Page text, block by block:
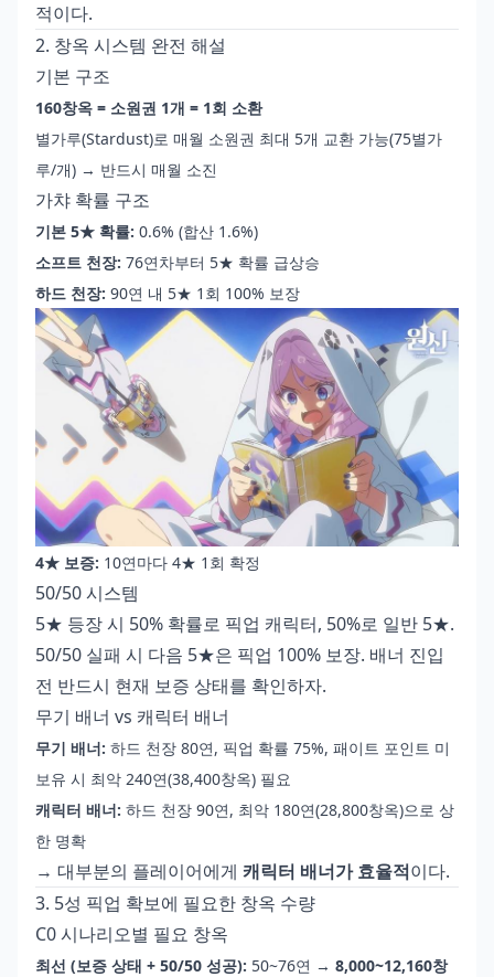
적이다.
2. 창옥 시스템 완전 해설
기본 구조
160창옥 = 소원권 1개 = 1회 소환
별가루(Stardust)로 매월 소원권 최대 5개 교환 가능(75별가
루/개) → 반드시 매월 소진
가챠 확률 구조
기본 5★ 확률: 0.6% (합산 1.6%)
소프트 천장: 76연차부터 5★ 확률 급상승
하드 천장: 90연 내 5★ 1회 100% 보장
4★ 보증: 10연마다 4★ 1회 확정
50/50 시스템
5★ 등장 시 50% 확률로 픽업 캐릭터, 50%로 일반 5★.
50/50 실패 시 다음 5★은 픽업 100% 보장. 배너 진입
전 반드시 현재 보증 상태를 확인하자.
무기 배너 vs 캐릭터 배너
무기 배너: 하드 천장 80연, 픽업 확률 75%, 패이트 포인트 미
보유 시 최악 240연(38,400창옥) 필요
캐릭터 배너: 하드 천장 90연, 최악 180연(28,800창옥)으로 상
한 명확
→ 대부분의 플레이어에게 캐릭터 배너가 효율적이다.
3. 5성 픽업 확보에 필요한 창옥 수량
C0 시나리오별 필요 창옥
최선 (보증 상태 + 50/50 성공): 50~76연 → 8,000~12,160창